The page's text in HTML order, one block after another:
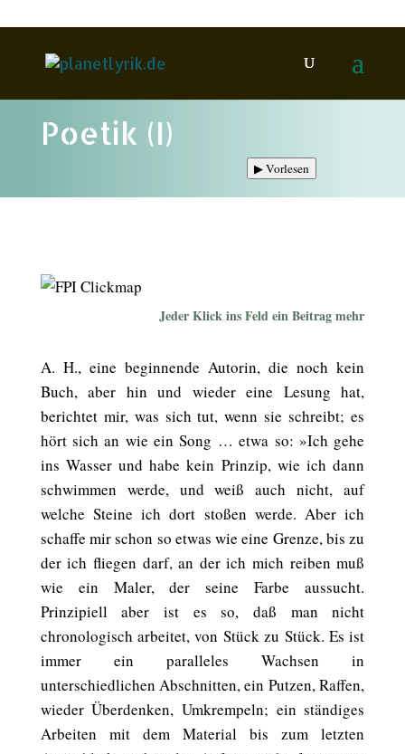
Poetik (I)
▶Vorlesen
Jeder Klick ins Feld ein Beitrag mehr
A. H., eine beginnende Autorin, die noch kein
Buch, aber hin und wieder eine Lesung hat,
berichtet mir, was sich tut, wenn sie schreibt; es
hört sich an wie ein Song … etwa so: »Ich gehe
ins Wasser und habe kein Prinzip, wie ich dann
schwimmen werde, und weiß auch nicht, auf
welche Steine ich dort stoßen werde. Aber ich
schaffe mir schon so etwas wie eine Grenze, bis zu
der ich fliegen darf, an der ich mich reiben muß
wie ein Maler, der seine Farbe aussucht.
Prinzipiell aber ist es so, daß man nicht
chronologisch arbeitet, von Stück zu Stück. Es ist
immer ein paralleles Wachsen in
unterschiedlichen Abschnitten, ein Putzen, Raffen,
wieder Überdenken, Umkrempeln; ein ständiges
Arbeiten mit dem Material bis zum letzten